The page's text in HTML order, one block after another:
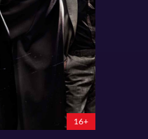
16+